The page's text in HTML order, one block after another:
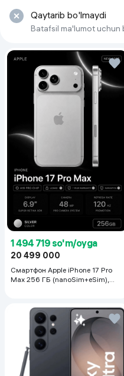
Qaytarib bo'lmaydi
Batafsil ma'lumot uchun
1 494 719 so'm/oyga
20 499 000
Смартфон Apple iPhone 17 Pro
Max 256 ГБ (nanoSim+eSim),